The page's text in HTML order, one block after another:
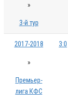
»
3-й тур
2017-2018
»
Премьер-
лига КФС
3:0